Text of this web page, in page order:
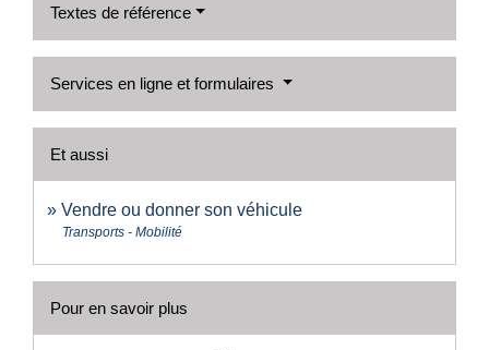
Textes de référence
Services en ligne et formulaires
Et aussi
Vendre ou donner son véhicule
Transports - Mobilité
Pour en savoir plus